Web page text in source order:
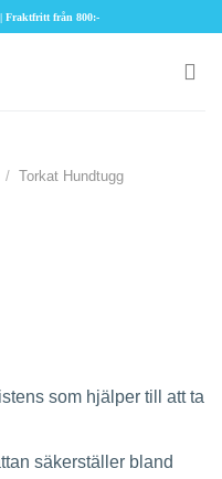
Fraktfritt från 800:-
/ Torkat Hundtugg
som hjälper till att ta
säkerställer bland